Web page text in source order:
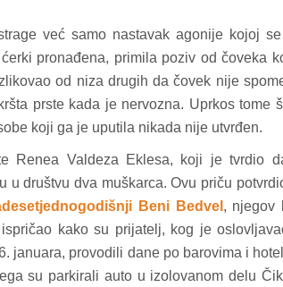
već samo nastavak agonije kojoj
pronađena, primila poziv od čoveka
od niza drugih da čovek nije
prste kada je nervozna. Uprkos tome
koji ga je uputila nikada nije utvrđen.
Renea Valdeza Eklesa, koji je tvrdio
u društvu dva muškarca. Ovu priču
Beni Bedvel , njegov
kako su prijatelj, kog je
januara, provodili dane po barovima i
su parkirali auto u izolovanom delu